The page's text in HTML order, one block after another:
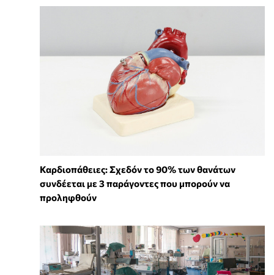
Καρδιοπάθειες: Σχεδόν το 90% των θανάτων
συνδέεται με 3 παράγοντες που μπορούν να
προληφθούν